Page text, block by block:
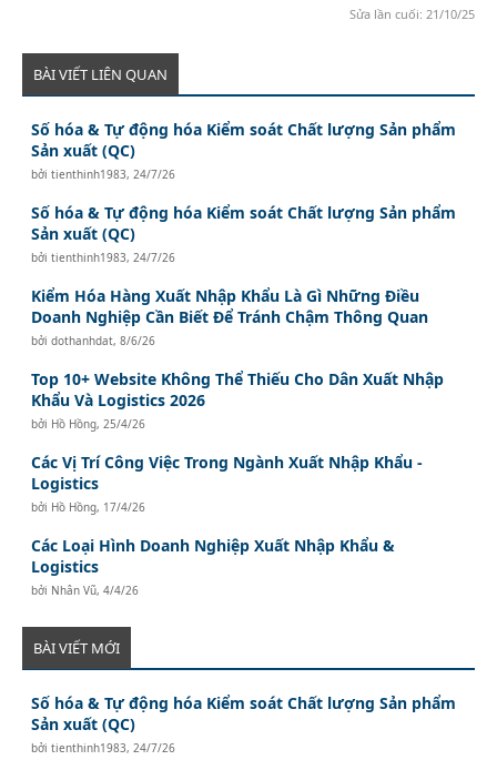
Sửa lần cuối: 21/10/25
BÀI VIẾT LIÊN QUAN
Số hóa & Tự động hóa Kiểm soát Chất lượng Sản phẩm
Sản xuất (QC)
bởitienthinh1983,24/7/26
Số hóa & Tự động hóa Kiểm soát Chất lượng Sản phẩm
Sản xuất (QC)
bởitienthinh1983,24/7/26
Kiểm Hóa Hàng Xuất Nhập Khẩu Là Gì Những Điều
Doanh Nghiệp Cần Biết Để Tránh Chậm Thông Quan
bởidothanhdat,8/6/26
Top 10+ Website Không Thể Thiếu Cho Dân Xuất Nhập
Khẩu Và Logistics 2026
bởi Hồ Hồng,25/4/26
Các Vị Trí Công Việc Trong Ngành Xuất Nhập Khẩu -
Logistics
bởi Hồ Hồng, 17/4/26
Các Loại Hình Doanh Nghiệp Xuất Nhập Khẩu &
Logistics
bởi Nhân Vũ,4/4/26
BÀI VIẾT MỚI
Số hóa & Tự động hóa Kiểm soát Chất lượng Sản phẩm
Sản xuất (QC)
bởitienthinh1983,24/7/26